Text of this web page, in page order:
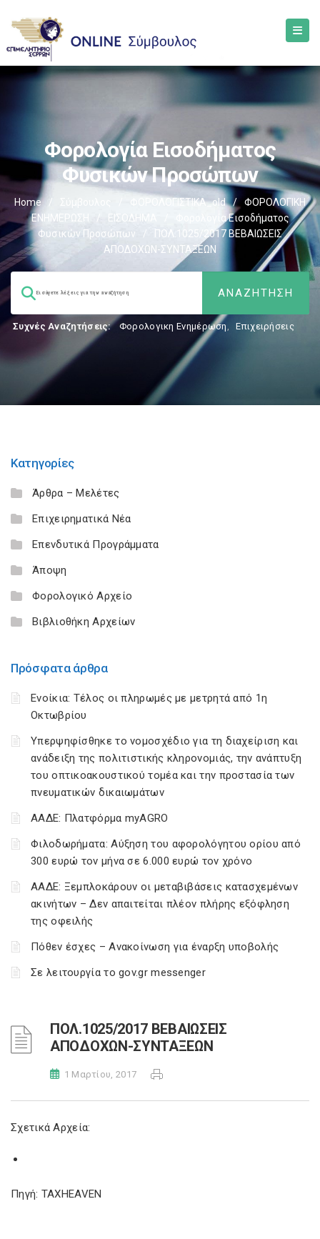
Φορολογία Εισοδήματος
Φυσικών Προσώπων
Home / Σύμβουλος ΦΟΡΟΛΟΓΙΣΤΙΚΑ_old /
ΦΟΡΟΛΟΓΙΚΗ
ΕΝΗΜΕΡΩΣΗ
/ ΕΙΣΟΔΗΜΑ
Φορολογία Εισοδήματος
Φυσικών Προσώπων
/
ΠΟΛ.1025/2017 ΒΕΒΑΙΩΣΕΙΣ
ΑΠΟΔΟΧΩΝ-ΣΥΝΤΑΞΕΩΝ
Συχνές Αναζητήσεις: Φορολογικη Ενημέρωση, Επιχειρήσεις
Κατηγορίες
Άρθρα – Μελέτες
Επιχειρηματικά Νέα
Επενδυτικά Προγράμματα
Άποψη
Φορολογικό Αρχείο
Βιβλιοθήκη Αρχείων
Πρόσφατα άρθρα
Ενοίκια: Τέλος οι πληρωμές με μετρητά από 1η
Οκτωβρίου
Υπερψηφίσθηκε το νομοσχέδιο για τη διαχείριση και
ανάδειξη της πολιτιστικής κληρονομιάς, την ανάπτυξη
του οπτικοακουστικού τομέα και την προστασία των
πνευματικών δικαιωμάτων
ΑΑΔΕ: Πλατφόρμα myAGRO
Φιλοδωρήματα: Αύξηση του αφορολόγητου ορίου από
300 ευρώ τον μήνα σε 6.000 ευρώ τον χρόνο
ΑΑΔΕ: Ξεμπλοκάρουν οι μεταβιβάσεις κατασχεμένων
ακινήτων – Δεν απαιτείται πλέον πλήρης εξόφληση
της οφειλής
Πόθεν έσχες – Ανακοίνωση για έναρξη υποβολής
Σε λειτουργία το gov.gr messenger
ΠΟΛ.1025/2017 ΒΕΒΑΙΩΣΕΙΣ
ΑΠΟΔΟΧΩΝ-ΣΥΝΤΑΞΕΩΝ
1 Μαρτίου, 2017
Σχετικά Αρχεία:
Πηγή: TAXHEAVEN